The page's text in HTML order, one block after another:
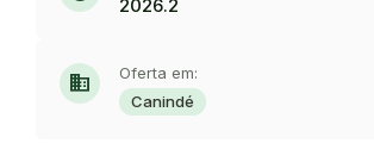
2026.2
domain
Oferta em:
Canindé